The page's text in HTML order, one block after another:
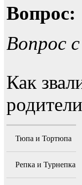
Вопрос:
Вопрос
Как
Тюпа и Тортюпа
Репка и Турнепка